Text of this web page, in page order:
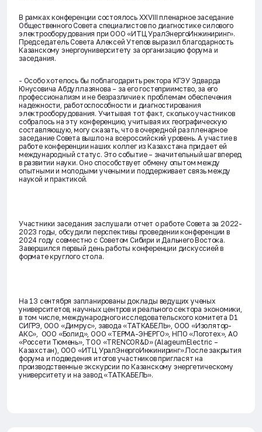
В рамках конференции состоялось XXVIII пленарное заседание
Общественного Совета специалистов по диагностике силового
электрооборудования при ООО «ИТЦ УралЭнергоИнжиниринг».
Председатель Совета Алексей Утепов выразил благодарность
Казанскому энергоуниверситету за организацию форума и
заседания.
- Особо хотелось бы поблагодарить ректора КГЭУ Эдварда
Юнусовича Абдуллазянова – за его гостеприимство, за его
профессионализм и не безразличие к проблемам обеспечения
надежности, работоспособности и диагностирования
электрооборудования. Учитывая тот факт, сколько участников
собралось на эту конференцию, учитывая их географическую
составляющую, могу сказать, что в очередной раз пленарное
заседание Совета вышло на всероссийский уровень. А участие в
работе конференции наших коллег из Казахстана придает ей
международный статус. Это событие – значительный шаг вперед
в развитии науки. Оно способствует обмену опытом между
опытными и молодыми учеными и поддерживает связь между
наукой и практикой.
Участники заседания заслушали отчет о работе Совета за 2022-
2023 годы, обсудили перспективы проведении конференции в
2024 году совместно с Советом Сибири и Дальнего Востока.
Завершился первый день работы конференции дискуссией в
формате круглого стола.
На 13 сентября запланированы доклады ведущих ученых
университетов, научных центров и реального сектора экономики,
в том числе, международного исследовательского комитета D1
СИГРЭ, ООО «Димрус», завода «ТАТКАБЕЛЬ», ООО «Изолятор-
АКС», ООО «Болид», ООО «ТЕРМА-ЭНЕРГО», НПО «Логотех», АО
«Россети Тюмень», ТОО «TRENCOR&D» (AlageumElectric –
Казахстан), ООО «ИТЦ УралЭнергоИнжиниринг».После закрытия
форума и подведения итогов участников пригласят на
производственные экскурсии по Казанскому энергетическому
университету и на завод «ТАТКАБЕЛЬ».